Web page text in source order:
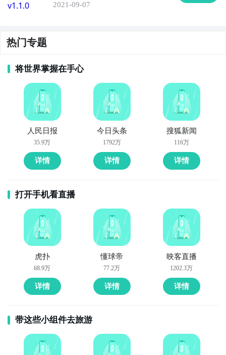
2021-09-07
热门专题
将世界掌握在手心
人民日报
35.9万
详情
今日头条
1792万
详情
搜狐新闻
116万
详情
打开手机看直播
虎扑
68.9万
详情
懂球帝
77.2万
详情
映客直播
1202.3万
详情
带这些小组件去旅游